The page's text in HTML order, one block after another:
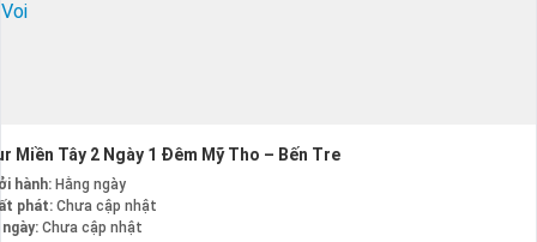
Miền Tây 2 Ngày 1 Đêm Mỹ Tho – Bến Tre
hành: Hằng ngày
phát: Chưa cập nhật
Chưa cập nhật